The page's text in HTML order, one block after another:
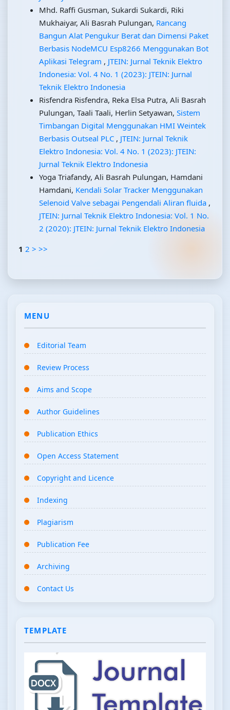
Mhd. Raffi Gusman, Sukardi Sukardi, Riki
Mukhaiyar, Ali Basrah Pulungan, Rancang
Bangun Alat Pengukur Berat dan Dimensi Paket
Berbasis NodeMCU Esp8266 Menggunakan Bot
Aplikasi Telegram , JTEIN: Jurnal Teknik Elektro
Indonesia: Vol. 4 No. 1 (2023): JTEIN: Jurnal
Teknik Elektro Indonesia
Risfendra Risfendra, Reka Elsa Putra, Ali Basrah
Pulungan, Taali Taali, Herlin Setyawan, Sistem
Timbangan Digital Menggunakan HMI Weintek
Berbasis Outseal PLC , JTEIN: Jurnal Teknik
Elektro Indonesia: Vol. 4 No. 1 (2023): JTEIN:
Jurnal Teknik Elektro Indonesia
Yoga Triafandy, Ali Basrah Pulungan, Hamdani
Hamdani, Kendali Solar Tracker Menggunakan
Selenoid Valve sebagai Pengendali Aliran fluida ,
JTEIN: Jurnal Teknik Elektro Indonesia: Vol. 1 No.
2 (2020): JTEIN: Jurnal Teknik Elektro Indonesia
1 2 > >>
MENU
Editorial Team
Review Process
Aims and Scope
Author Guidelines
Publication Ethics
Open Access Statement
Copyright and Licence
Indexing
Plagiarism
Publication Fee
Archiving
Contact Us
TEMPLATE